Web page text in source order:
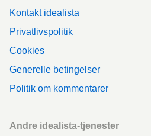
Kontakt idealista
Privatlivspolitik
Cookies
Generelle betingelser
Politik om kommentarer
Andre idealista-tjenester